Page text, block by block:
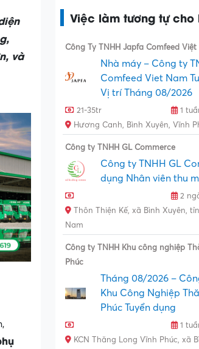
và
Việc làm tương tự cho
Công Ty TNHH Japfa Comfeed
Nhà máy – Công ty
Comfeed Viet Nam
Vị trí Tháng 08/2026
21-35tr
1
Hương Canh, Bình Xuyên, Vĩnh
Công ty TNHH GL Commerce
Công ty TNHH GL
dụng Nhân viên thu
2
Thôn Thiện Kế, xã Bình Xuyên,
Nam
Công ty TNHH Khu công nghiệp
Phúc
Tháng 08/2026 –
Khu Công Nghiệp
Phúc Tuyển dụng
1
KCN Thăng Long Vĩnh Phúc, xã